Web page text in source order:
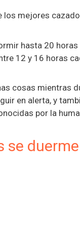
mejores
hasta 20
12 y 16 horas
cosas mientras
en alerta, y
por la
se